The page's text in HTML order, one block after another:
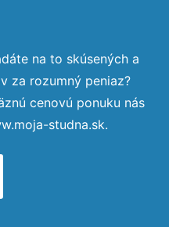
na to skúsených a
za rozumný peniaz?
cenovú ponuku nás
studna.sk.